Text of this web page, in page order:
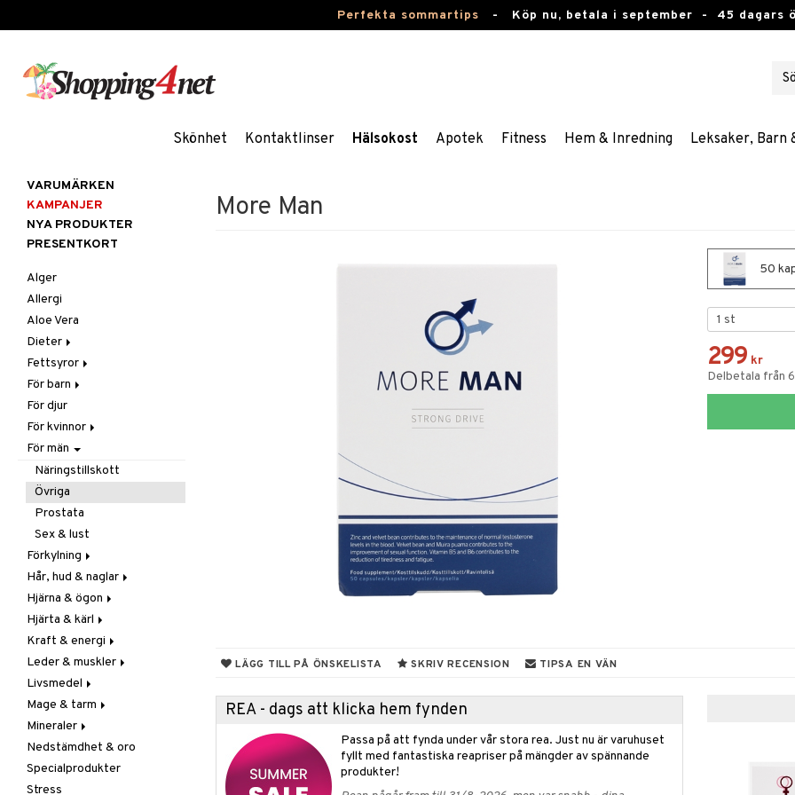
Perfekta sommartips - Köp nu, betala i september - 45 dagars
Skönhet Kontaktlinser Hälsokost Apotek Fitness Hem & Inredning Leksaker, Barn
More Man
50
299 kr
Delbetala från
LÄGG TILL PÅ ÖNSKELISTA SKRIV RECENSION TIPSA EN VÄN
REA - dags att klicka hem fynden
Passa på att fynda under vår stora rea. Just nu är varuhuset
fyllt med fantastiska reapriser på mängder av spännande
produkter!
VARUMÄRKEN
KAMPANJER
NYA PRODUKTER
PRESENTKORT
Alger
Allergi
Aloe Vera
Dieter
Glutenintolerans
LCHF
Raw Food
Fettsyror
Marina fettsyror
Veg fettsyror
För barn
Fettsyror
Hudvård
Vitamin & mineral
För djur
För kvinnor
Graviditet & amning
Klimakterie & PMS
Näringstillskott
Övriga
Sex & lust
Skelett
Urinvägar
För män
Näringstillskott
Övriga
Prostata
Sex & lust
Förkylning
C-vitamin
Förebyggande &
lindrande
Hostdämpande
Öron, näsa & hals
Övriga
Virushämmande
Vitlök
Hår, hud & naglar
Hår
Kosttillskott
Sol & pigment
Hjärna & ögon
Fettsyror
Minne
Ögon
Hjärta & kärl
Ginkgo biloba
Kärlstärkande
Kolesterolsänkande
Marina fettsyror
Veg fettsyror
Kraft & energi
Ginseng
Övriga
Prestation
Q-10
Rosenrot
Schizandra
Leder & muskler
Kosttillskott
Utvärtes
Livsmedel
Bars
Choklad
Diverse
Drycker
Förvaring
Mage & tarm
Drycker
Fibrer
Matsmältning
Syrareglerande
Mineraler
Järn
Kalcium
Krom
Nedstämdhet & oro
Specialprodukter
Stress